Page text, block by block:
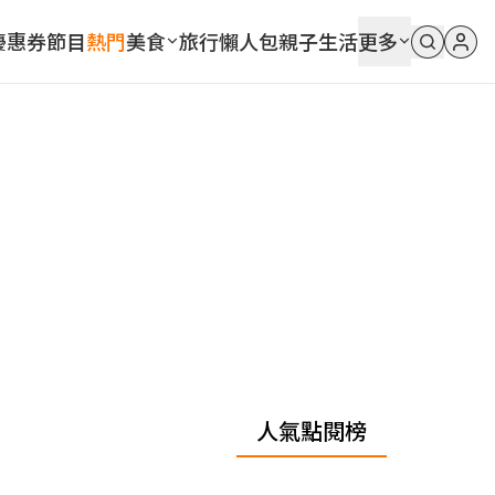
惠券節目熱門美食 旅行懶人包親子生活更多
人氣點閱榜